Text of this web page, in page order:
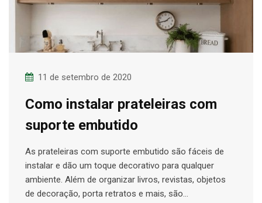
11 de setembro de 2020
Como instalar prateleiras com
suporte embutido
As prateleiras com suporte embutido são fáceis de
instalar e dão um toque decorativo para qualquer
ambiente. Além de organizar livros, revistas, objetos
de decoração, porta retratos e mais, são…